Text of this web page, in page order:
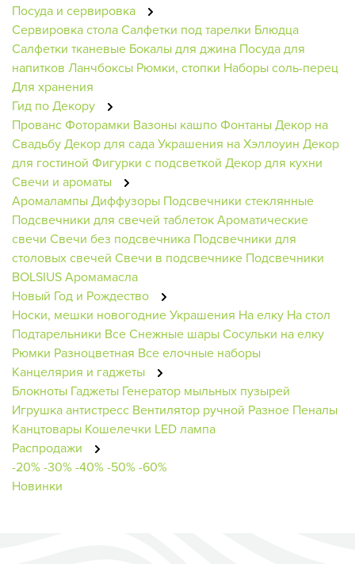
Посуда и сервировка
Сервировка столаСалфетки под тарелки Блюдца
Салфетки тканевые Бокалы для джина Посуда для
напитков Ланчбоксы Рюмки, стопки Наборы соль-перец
Для хранения
Гид по Декору
ПровансФоторамки Вазоны кашпоФонтаныДекор на
СвадьбуДекор для садаУкрашения на Хэллоуин Декор
для гостиной Фигурки с подсветкой Декор для кухни
Свечи и ароматы
АромалампыДиффузоры Подсвечники стеклянные
Подсвечники для свечей таблетокАроматические
свечи Свечи без подсвечника Подсвечники для
столовых свечей Свечи в подсвечнике Подсвечники
BOLSIUSАромамасла
Новый Год и Рождество
Носки, мешки новогодниеУкрашения На елку На стол
Подтарельники Все Снежные шарыСосульки на елку
Рюмки Разноцветная Все елочные наборы
Канцелярия и гаджеты
Блокноты Гаджеты Генератор мыльных пузырей
Игрушка антистресс Вентилятор ручной Разное Пеналы
Канцтовары Кошелечки LED лампа
Распродажи
-20%-30%-40%-50%-60%
Новинки